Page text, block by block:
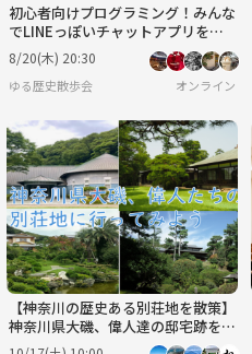
初心者向けプログラミング！みんな
でLINEっぽいチャットアプリを作
ってみよう！（GAS・Python編）
8/20(木) 20:30
ゆる歴史散歩会 オンライン
【神奈川の歴史ある別荘地を散策】
神奈川県大磯、偉人達の邸宅跡を歩
こう（説明・解説有り）